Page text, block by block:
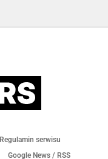
Regulamin serwisu
Google News / RSS